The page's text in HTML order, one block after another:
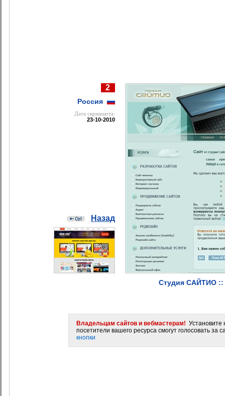
2
Россия
Дата cкриншота:
23-10-2010
Назад
Студия САЙТИО ::
Владельцам сайтов и вебмастерам! Установите
посетители вашего ресурса смогут голосовать за
кнопки